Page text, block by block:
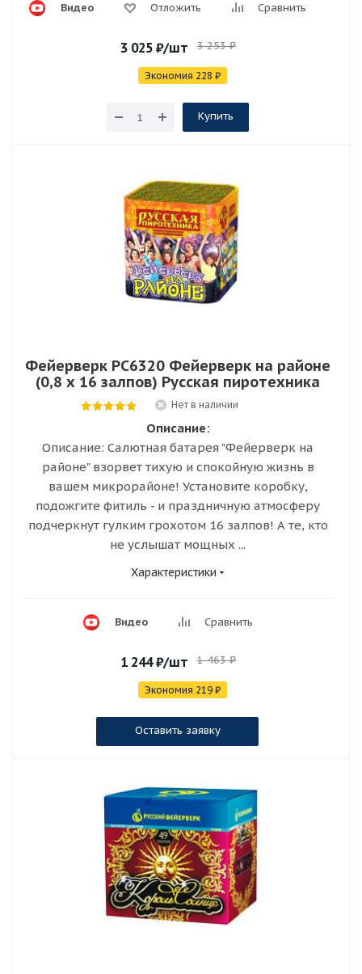
Видео Отложить Сравнить
3 025 ₽/шт 3 253₽
Экономия 228 ₽
Купить
Фейерверк РС6320 Фейерверк на районе
(0,8 х 16 залпов) Русская пиротехника
Нет в наличии
Описание:
Описание: Салютная батарея "Фейерверк на
районе" взорвет тихую и спокойную жизнь в
вашем микрорайоне! Установите коробку,
подожгите фитиль - и праздничную атмосферу
подчеркнут гулким грохотом 16 залпов! А те, кто
не услышат мощных ...
Характеристики
Видео Сравнить
1 244₽/шт 1 463₽
Экономия 219₽
Оставить заявку